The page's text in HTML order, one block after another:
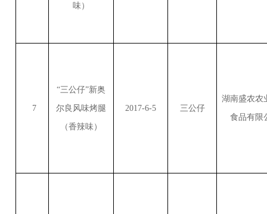
味）
7
“三公仔”新奥
尔良风味烤腿
（香辣味）
2017-6-5 三公仔
湖南盛农农
食品有限